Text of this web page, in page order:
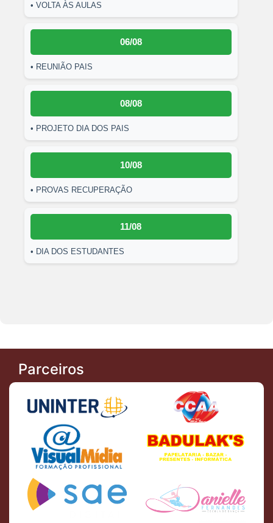
• VOLTA ÀS AULAS
06/08
• REUNIÃO PAIS
08/08
• PROJETO DIA DOS PAIS
10/08
• PROVAS RECUPERAÇÃO
11/08
• DIA DOS ESTUDANTES
Parceiros